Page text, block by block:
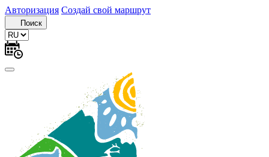
Авторизация Создай свой маршрут
Поиск